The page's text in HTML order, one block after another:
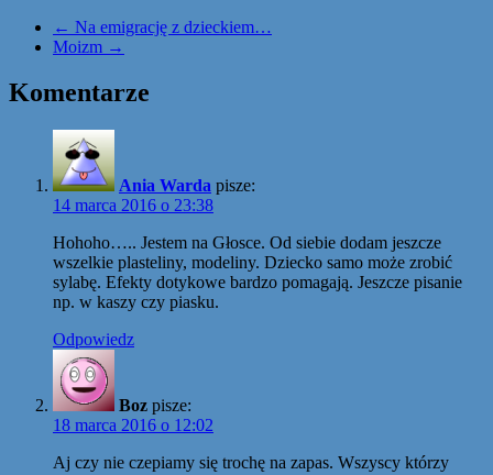
← Na emigrację z dzieckiem…
Moizm →
Komentarze
Ania Warda pisze:
14 marca 2016 o 23:38
Hohoho….. Jestem na Głosce. Od siebie dodam jeszcze
wszelkie plasteliny, modeliny. Dziecko samo może zrobić
sylabę. Efekty dotykowe bardzo pomagają. Jeszcze pisanie
np. w kaszy czy piasku.
Odpowiedz
Boz pisze:
18 marca 2016 o 12:02
Aj czy nie czepiamy się trochę na zapas. Wszyscy którzy